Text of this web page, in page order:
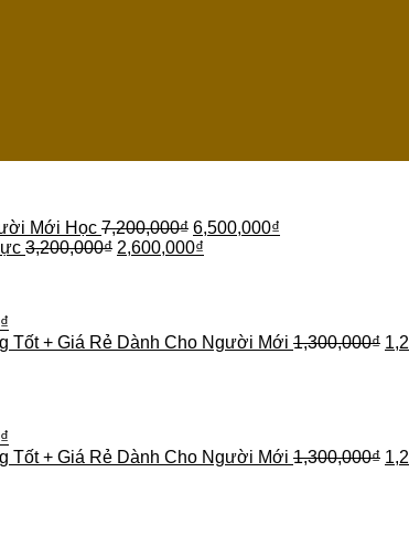
Mới Học 7,200,000₫ 6,500,000₫
3,200,000₫ 2,600,000₫
₫
Tốt + Giá Rẻ Dành Cho Người Mới 1,300,000₫
₫
Tốt + Giá Rẻ Dành Cho Người Mới 1,300,000₫